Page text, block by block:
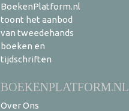
BoekenPlatform.nl
toont het aanbod
van tweedehands
boeken en
tijdschriften
BOEKENPLATFORM.NL
Over Ons